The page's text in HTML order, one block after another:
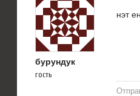
бурундук
гость
нэт